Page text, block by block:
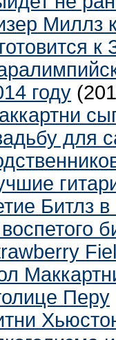
Миллз
году
для
Битлз в
Перу